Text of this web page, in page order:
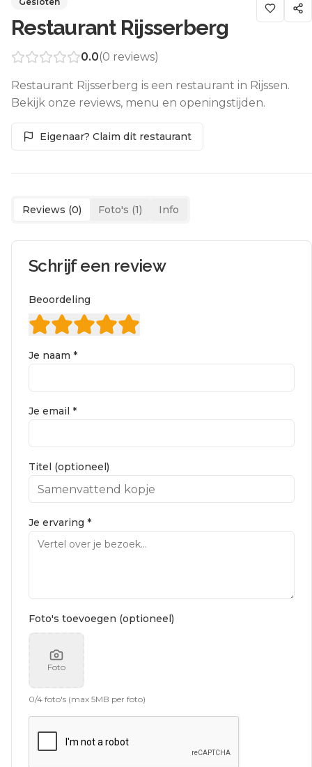
Restaurant Rijsserberg
0.0(0 reviews)
Restaurant Rijsserberg is een restaurant in Rijssen.
Bekijk onze reviews, menu en openingstijden.
Eigenaar? Claim dit restaurant
Reviews (0) Foto's (1) Info
Schrijf een review
Beoordeling
Je naam *
Je email *
Titel (optioneel)
Je ervaring *
Foto's toevoegen (optioneel)
Foto
0/4 foto's (max 5MB per foto)